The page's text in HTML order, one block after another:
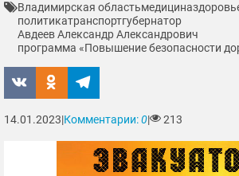
Владимирская областьмедицина
политикатранспортгубернатор
Авдеев Александр Александрович
программа «Повышение безопасности
14.01.2023|Комментарии:0| 213